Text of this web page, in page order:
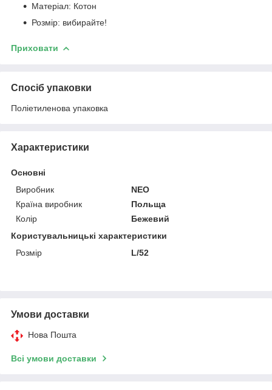
Матеріал: Котон
Розмір: вибирайте!
Приховати
Спосіб упаковки
Поліетиленова упаковка
Характеристики
Основні
Виробник
NEO
Країна виробник
Польща
Колір
Бежевий
Користувальницькі характеристики
Розмір
L/52
Умови доставки
Нова Пошта
Всі умови доставки